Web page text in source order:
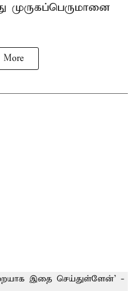
முருகப்பெருமானை
More